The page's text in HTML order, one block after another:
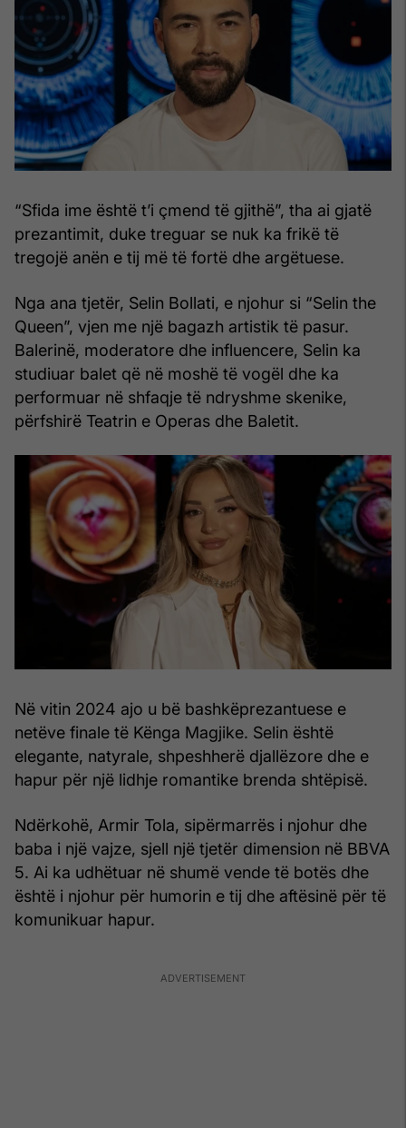
“Sfida ime është t’i çmend të gjithë”, tha ai gjatë
prezantimit, duke treguar se nuk ka frikë të
tregojë anën e tij më të fortë dhe argëtuese.
Nga ana tjetër, Selin Bollati, e njohur si “Selin the
Queen”, vjen me një bagazh artistik të pasur.
Balerinë, moderatore dhe influencere, Selin ka
studiuar balet që në moshë të vogël dhe ka
performuar në shfaqje të ndryshme skenike,
përfshirë Teatrin e Operas dhe Baletit.
Në vitin 2024 ajo u bë bashkëprezantuese e
netëve finale të Kënga Magjike. Selin është
elegante, natyrale, shpeshherë djallëzore dhe e
hapur për një lidhje romantike brenda shtëpisë.
Ndërkohë, Armir Tola, sipërmarrës i njohur dhe
baba i një vajze, sjell një tjetër dimension në BBVA
5. Ai ka udhëtuar në shumë vende të botës dhe
është i njohur për humorin e tij dhe aftësinë për të
komunikuar hapur.